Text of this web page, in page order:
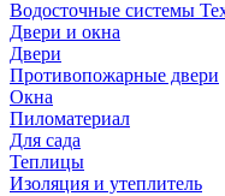
Водосточные системы
Двери и окна
Двери
Противопожарные двери
Окна
Пиломатериал
Для сада
Теплицы
Изоляция и утеплитель